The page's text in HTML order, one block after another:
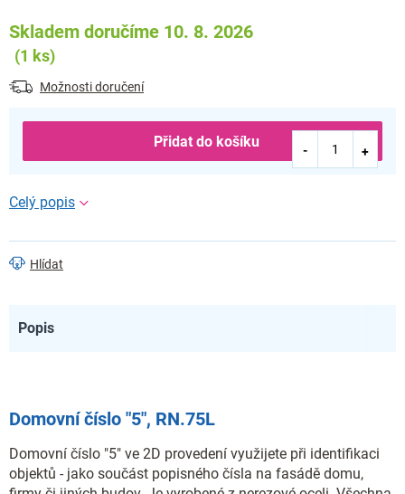
Skladem doručíme 10. 8. 2026
(1 ks)
Možnosti doručení
Přidat do košíku
Hlídat
Popis
Domovní číslo "5", RN.75L
Domovní číslo "5" ve 2D provedení využijete při identifikaci
objektů - jako součást popisného čísla na fasádě domu,